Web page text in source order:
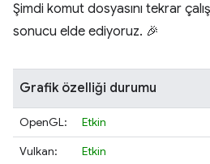
Şimdi komut dosyasını tekrar
sonucu elde ediyoruz. 🎉
Grafik özelliği durumu
OpenGL:
Etkin
Vulkan:
Etkin